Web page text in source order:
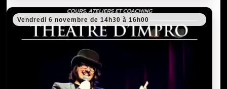
Vendredi 6 novembre de 14h30 à 16h00